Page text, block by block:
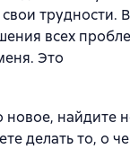
трудности.
всех
Это
новое, найдите
делать то, о